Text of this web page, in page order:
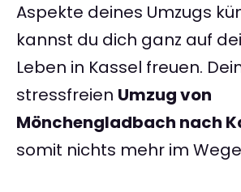
Aspekte deines Umzugs
kannst du dich ganz auf
Leben in Kassel freuen.
stressfreien Umzug von
Mönchengladbach nach
somit nichts mehr im